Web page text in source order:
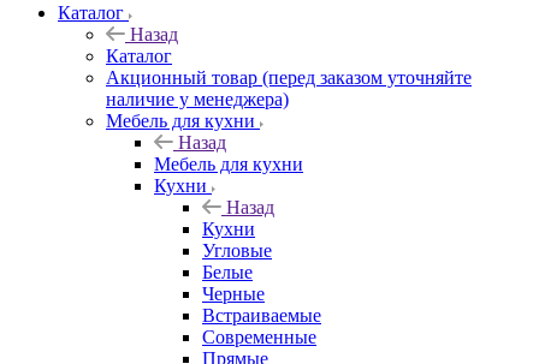
Каталог
Назад
Каталог
Акционный товар (перед заказом уточняйте
наличие у менеджера)
Мебель для кухни
Назад
Мебель для кухни
Кухни
Назад
Кухни
Угловые
Белые
Черные
Встраиваемые
Современные
Прямые